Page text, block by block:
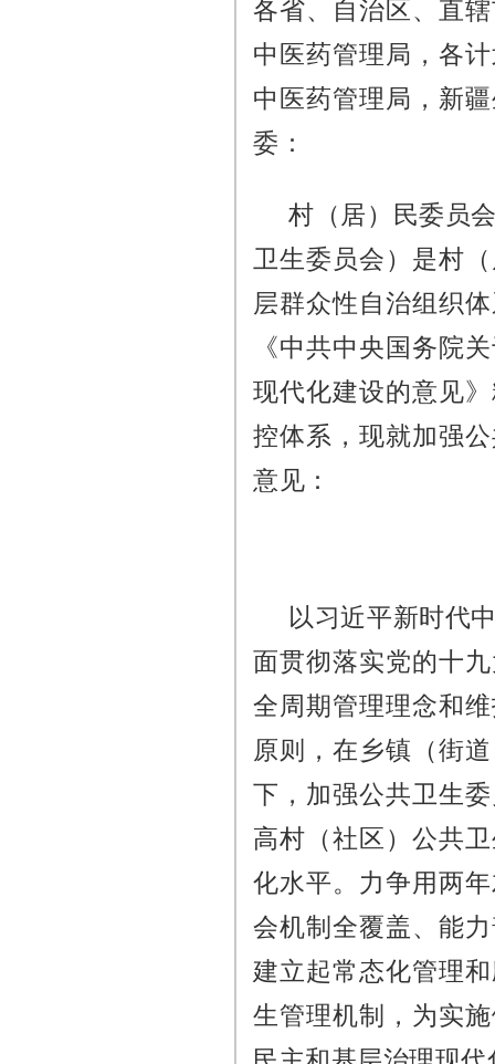
各省、自治区、直
中医药管理局，各
中医药管理局，新
委：
村（居）民委员
卫生委员会）是村
层群众性自治组织
《中共中央国务院
现代化建设的意见
控体系，现就加强
意见：
以习近平新时代
面贯彻落实党的十
全周期管理理念和
原则，在乡镇（街
下，加强公共卫生
高村（社区）公共
化水平。力争用两
会机制全覆盖、能
建立起常态化管理
生管理机制，为实